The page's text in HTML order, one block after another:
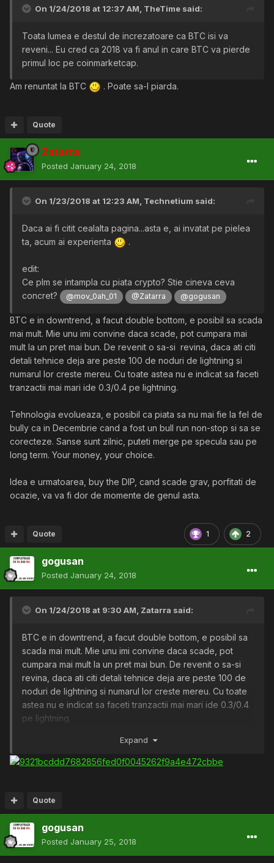
On 1/24/2018 at 12:37 AM, TheTime said:
Toata lumea e destul de increzatoare ca BTC isi va
reveni... Eu cred ca 2018 va fi anul in care BTC va pierde
primul loc pe coinmarketcap.
Am renuntat la BTC . Poate sa-l piarda.
Quote
Zatarra
Posted January 24, 2018
On 1/23/2018 at 12:23 AM, Technetium said:
Daca ai fi citit cealalta pagina...asta e, ai invatat pe pielea
ta, acum ai experienta
.
edit:
Ce plm se intampla cu piata crypto? Stie cineva ceva
concret?
@mov_0ah_01 @Zatarra @gogusan
BTC e in downtrend, a facut double bottom, e posibil sa scada
mai mult. Mie unu imi convine daca scade, pot cumpara mai
mult la un pret mai bun. De revenit o sa-si revina, daca ati citi
detali tehnice deja are peste 100 de noduri de lightning si
numarul lor creste mereu. Cu toate astea nu e indicat sa faceti
tranzactii mai mari ide 0.3/0.4 pe lightning.
Tehnologia evolueaza, e posibil ca piata sa nu mai fie la fel de
bully ca in Decembrie cand a fost un bull run non-stop si sa se
corecteze. Sanse sunt zilnic, puteti merge pe specula sau pe
long term. Your money, your choice.
Idea e urmatoarea, buy the DIP, cand scade grav, porfitati de
ocazie, va va fi dor de momente de genul asta.
1 2
Quote
gogusan
Posted January 24, 2018
On 1/24/2018 at 9:30 AM, Zatarra said:
BTC e in downtrend, a facut double bottom, e posibil sa
scada mai mult. Mie unu imi convine daca scade, pot
cumpara mai mult la un pret mai bun. De revenit o sa-si
revina, daca ati citi detali tehnice deja are peste 100 de
noduri de lightning si numarul lor creste mereu. Cu toate
astea nu e indicat sa faceti tranzactii mai mari ide 0.3/0.4
pe lightning.
Tehnologia evolueaza, e posibil ca piata sa nu mai fie la
fel de bully ca in Decembrie cand a fost un bull run non-
Idea e urmatoarea, buy the DIP, cand scade grav,
porfitati de ocazie, va va fi dor de momente de genul
Expand
Quote
gogusan
Posted January 25, 2018